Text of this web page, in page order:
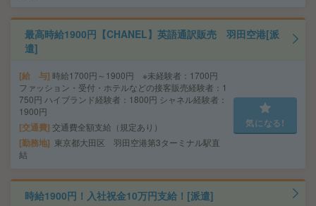
最高時給1900円【CHANEL】英語通訳販売 羽田空港[派
遣]
給 与 時給1700円～1900円 ※未経験者：1700円
ファッション・受付・ホテルなどの接客販売経験者：1
750円 ハイブランド経験者：1800円 シャネル経験者：
1900円
交通費 交通費全額支給（規定あり）
勤務地
東京都大田区 羽田空港第3ターミナル駅直
結
気になる!
時給1900円！入社祝金10万円支給！[派遣]